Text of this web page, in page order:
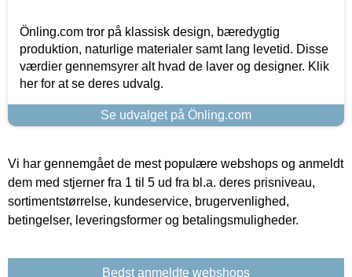
Önling.com tror på klassisk design, bæredygtig
produktion, naturlige materialer samt lang levetid. Disse
værdier gennemsyrer alt hvad de laver og designer. Klik
her for at se deres udvalg.
Se udvalget på Önling.com
Vi har gennemgået de mest populære webshops og anmeldt
dem med stjerner fra 1 til 5 ud fra bl.a. deres prisniveau,
sortimentstørrelse, kundeservice, brugervenlighed,
betingelser, leveringsformer og betalingsmuligheder.
Bedst anmeldte webshops